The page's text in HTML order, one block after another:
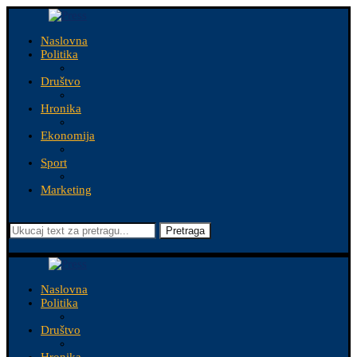
Naslovna
Politika
Društvo
Hronika
Ekonomija
Sport
Marketing
Pretraga
Naslovna
Politika
Društvo